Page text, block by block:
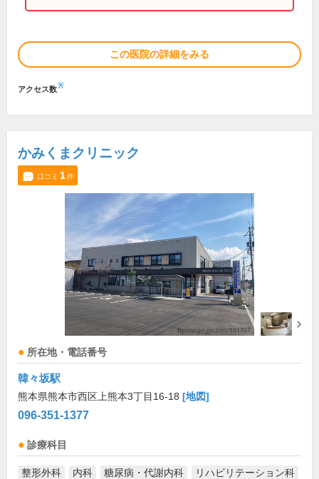
この医院の詳細をみる
アクセス数※
かみくまクリニック
口コミ 1件
所在地・電話番号
韓々坂駅
熊本県熊本市西区上熊本3丁目16-18 [地図]
096-351-1377
診療科目
整形外科 内科 糖尿病・代謝内科 リハビリテーション科